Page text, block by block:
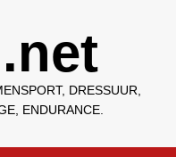
DRESSUUR,
ENDURANCE.